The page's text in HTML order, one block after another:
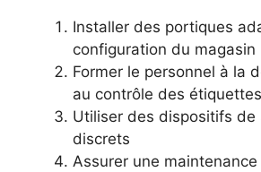
Installer des portiques
configuration du magasin
Former le personnel à la
au contrôle des étiquettes
Utiliser des dispositifs de
discrets
Assurer une